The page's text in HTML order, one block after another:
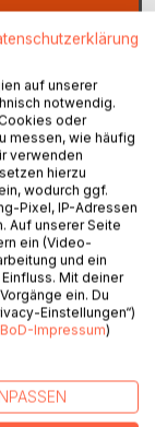
einer Bar oder
von dem
zum
auf unserer
notwendig.
oder
messen, wie häufig
verwenden
hierzu
wodurch ggf.
Pixel, IP-Adressen
Auf unserer Seite
ein (Video-
und ein
Mit deiner
ein. Du
Einstellungen“)
BoD-Impressum)